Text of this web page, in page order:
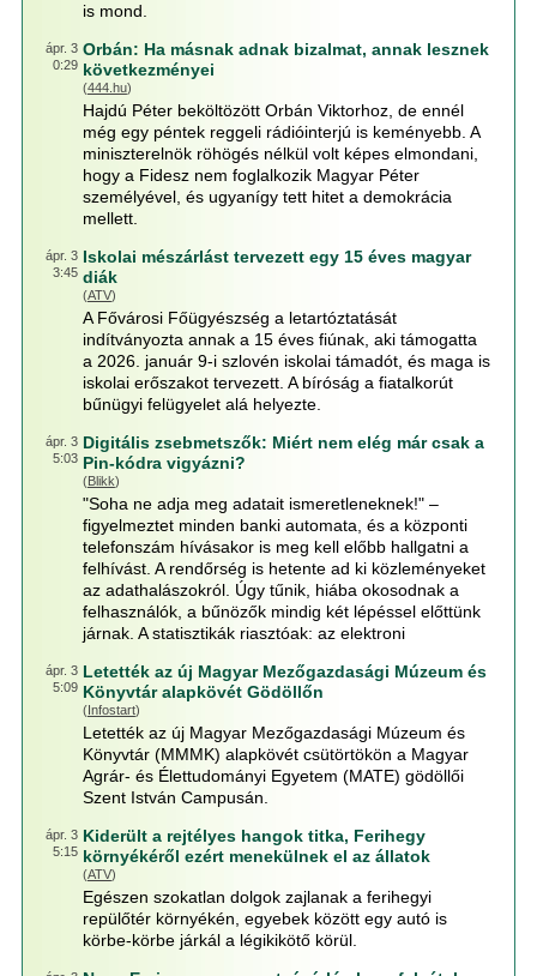
is mond.
ápr. 3
0:29
Orbán: Ha másnak adnak bizalmat, annak lesznek
következményei
(444.hu)
Hajdú Péter beköltözött Orbán Viktorhoz, de ennél
még egy péntek reggeli rádióinterjú is keményebb. A
miniszterelnök röhögés nélkül volt képes elmondani,
hogy a Fidesz nem foglalkozik Magyar Péter
személyével, és ugyanígy tett hitet a demokrácia
mellett.
ápr. 3
3:45
Iskolai mészárlást tervezett egy 15 éves magyar
diák
(ATV)
A Fővárosi Főügyészség a letartóztatását
indítványozta annak a 15 éves fiúnak, aki támogatta
a 2026. január 9-i szlovén iskolai támadót, és maga is
iskolai erőszakot tervezett. A bíróság a fiatalkorút
bűnügyi felügyelet alá helyezte.
ápr. 3
5:03
Digitális zsebmetszők: Miért nem elég már csak a
Pin-kódra vigyázni?
(Blikk)
"Soha ne adja meg adatait ismeretleneknek!" –
figyelmeztet minden banki automata, és a központi
telefonszám hívásakor is meg kell előbb hallgatni a
felhívást. A rendőrség is hetente ad ki közleményeket
az adathalászokról. Úgy tűnik, hiába okosodnak a
felhasználók, a bűnözők mindig két lépéssel előttünk
járnak. A statisztikák riasztóak: az elektroni
ápr. 3
5:09
Letették az új Magyar Mezőgazdasági Múzeum és
Könyvtár alapkövét Gödöllőn
(Infostart)
Letették az új Magyar Mezőgazdasági Múzeum és
Könyvtár (MMMK) alapkövét csütörtökön a Magyar
Agrár- és Élettudományi Egyetem (MATE) gödöllői
Szent István Campusán.
ápr. 3
5:15
Kiderült a rejtélyes hangok titka, Ferihegy
környékéről ezért menekülnek el az állatok
(ATV)
Egészen szokatlan dolgok zajlanak a ferihegyi
repülőtér környékén, egyebek között egy autó is
körbe-körbe járkál a légikikötő körül.